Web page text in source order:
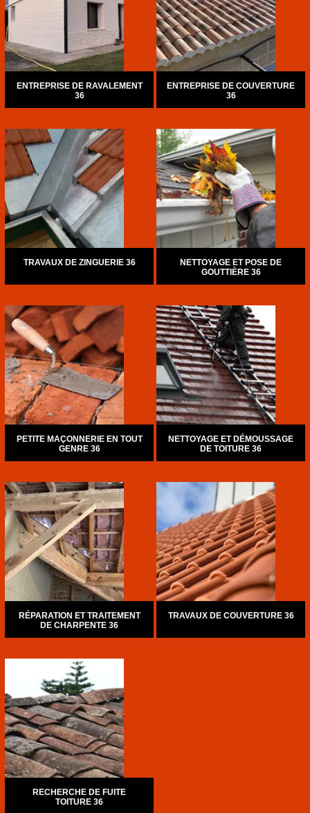
ENTREPRISE DE RAVALEMENT
36
ENTREPRISE DE COUVERTURE
36
TRAVAUX DE ZINGUERIE 36
NETTOYAGE ET POSE DE
GOUTTIÈRE 36
PETITE MAÇONNERIE EN TOUT
GENRE 36
NETTOYAGE ET DÉMOUSSAGE
DE TOITURE 36
RÉPARATION ET TRAITEMENT
DE CHARPENTE 36
TRAVAUX DE COUVERTURE 36
RECHERCHE DE FUITE
TOITURE 36